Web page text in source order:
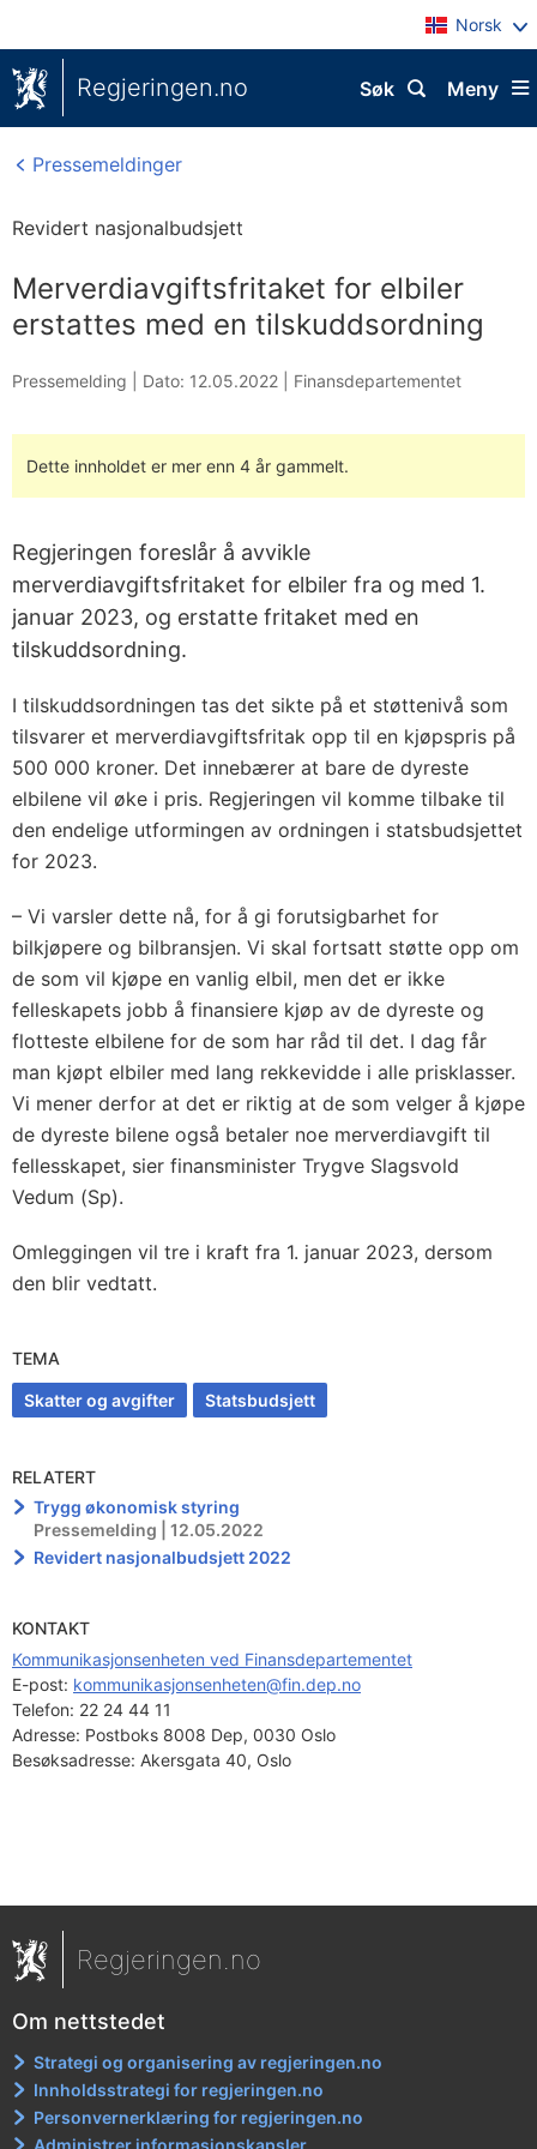
Norsk
Regjeringen.no Meny
Søk
Pressemeldinger
Revidert nasjonalbudsjett
Merverdiavgiftsfritaket for elbiler
erstattes med en tilskuddsordning
Pressemelding | Dato: 12.05.2022 Finansdepartementet
Dette innholdet er mer enn 4 år gammelt.
Regjeringen foreslår å avvikle
merverdiavgiftsfritaket for elbiler fra og med 1.
januar 2023, og erstatte fritaket med en
tilskuddsordning.
I tilskuddsordningen tas det sikte på et støttenivå som
tilsvarer et merverdiavgiftsfritak opp til en kjøpspris på
500 000 kroner. Det innebærer at bare de dyreste
elbilene vil øke i pris. Regjeringen vil komme tilbake til
den endelige utformingen av ordningen i statsbudsjettet
for 2023.
– Vi varsler dette nå, for å gi forutsigbarhet for
bilkjøpere og bilbransjen. Vi skal fortsatt støtte opp om
de som vil kjøpe en vanlig elbil, men det er ikke
felleskapets jobb å finansiere kjøp av de dyreste og
flotteste elbilene for de som har råd til det. I dag får
man kjøpt elbiler med lang rekkevidde i alle prisklasser.
Vi mener derfor at det er riktig at de som velger å kjøpe
de dyreste bilene også betaler noe merverdiavgift til
fellesskapet, sier finansminister Trygve Slagsvold
Vedum (Sp).
Omleggingen vil tre i kraft fra 1. januar 2023, dersom
den blir vedtatt.
TEMA
Skatter og avgifter Statsbudsjett
RELATERT
Trygg økonomisk styring
Pressemelding | 12.05.2022
Revidert nasjonalbudsjett 2022
KONTAKT
Kommunikasjonsenheten ved Finansdepartementet
E-post: kommunikasjonsenheten@fin.dep.no
Telefon: 22 24 44 11
Adresse: Postboks 8008 Dep, 0030 Oslo
Besøksadresse: Akersgata 40, Oslo
Regjeringen.no
Om nettstedet
Strategi og organisering av regjeringen.no
Innholdsstrategi for regjeringen.no
Personvernerklæring for regjeringen.no
Administrer informasjonskapsler